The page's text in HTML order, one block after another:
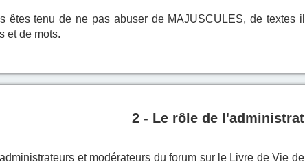
êtes tenu de ne pas abuser de MAJUSCULES, de
et de mots.
2 - Le rôle de
et modérateurs du forum sur le Livre de Vie